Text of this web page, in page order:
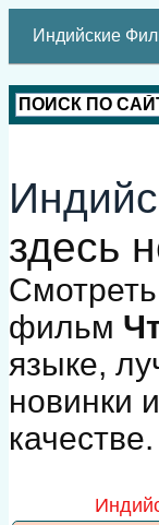
Индийские
здесь
фильм
языке,
новинки
качестве.